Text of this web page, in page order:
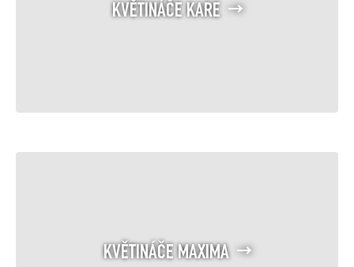
KVĚTINÁČE KARE
KVĚTINÁČE MAXIMA